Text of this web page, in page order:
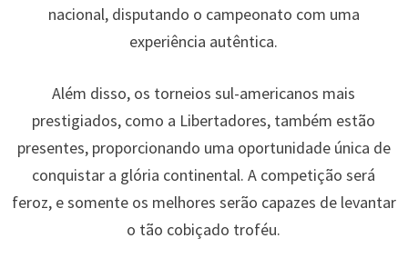
nacional, disputando o campeonato com uma
experiência autêntica.
Além disso, os torneios sul-americanos mais
prestigiados, como a Libertadores, também estão
presentes, proporcionando uma oportunidade única de
conquistar a glória continental. A competição será
feroz, e somente os melhores serão capazes de levantar
o tão cobiçado troféu.